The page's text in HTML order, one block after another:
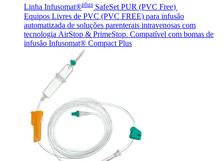
Aesculap Academy
Educação continuada para profissionais da saúde. Acesse a
Aesculap Academy Brasil e inscreva-se!
Entre em contato conosco.
Linha Infusomat®plus SafeSet PUR (PVC Free)
Equipos Livres de PVC (PVC FREE) para infusão
automatizada de soluções parenterais intravenosas com
tecnologia AirStop & PrimeStop. Compatível com bomas de
infusão Infusomat® Compact Plus